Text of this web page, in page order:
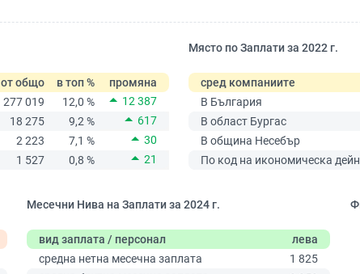
от общо в топ %
промяна
277 019 12,0 %
12 387
18 275 9,2 %
617
2 223 7,1 %
30
1 527 0,8 % 21
Място по Заплати за 2022 г.
сред компаниите
В България
В област Бургас
В община Несебър
По код на икономическа
Месечни Нива на Заплати за 2024 г.
вид заплата / персонал
лева
средна нетна месечна заплата
1 825